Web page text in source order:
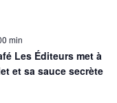
min
Les Éditeurs met à
et sa sauce secrète